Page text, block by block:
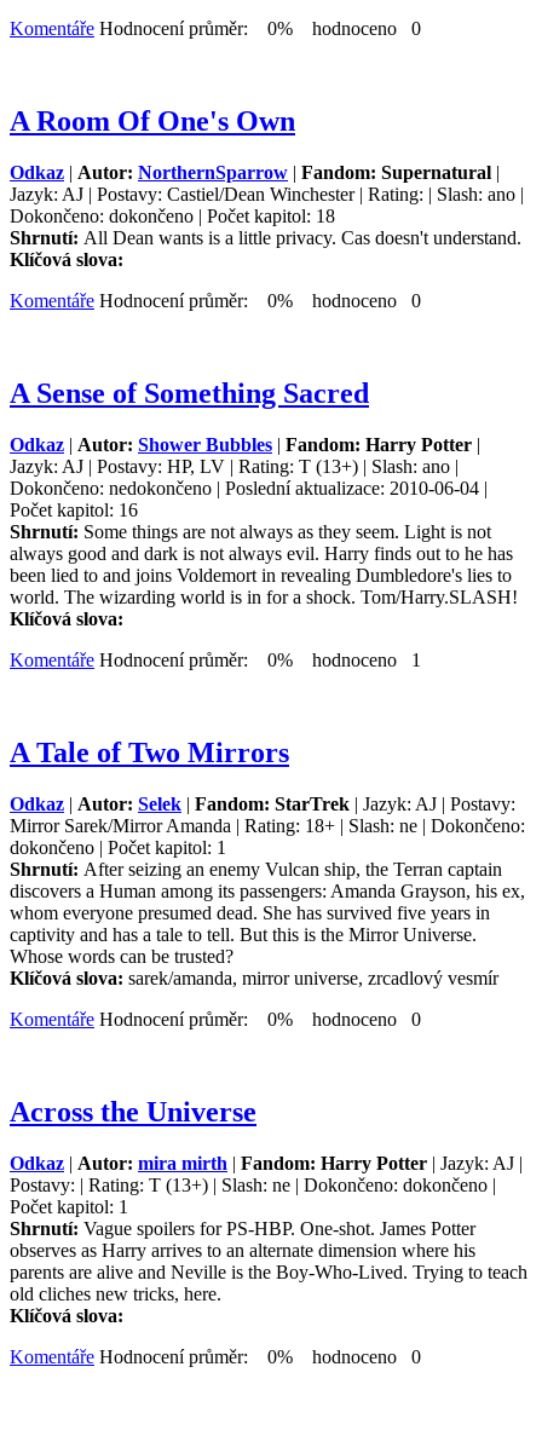
Komentáře Hodnocení průměr: 0% hodnoceno 0
A Room Of One's Own
Odkaz | Autor: NorthernSparrow | Fandom: Supernatural |
Jazyk: AJ | Postavy: Castiel/Dean Winchester | Rating: | Slash: ano |
Dokončeno: dokončeno | Počet kapitol: 18
Shrnutí: All Dean wants is a little privacy. Cas doesn't understand.
Klíčová slova:
Komentáře Hodnocení průměr: 0% hodnoceno 0
A Sense of Something Sacred
Odkaz | Autor: Shower Bubbles | Fandom: Harry Potter |
Jazyk: AJ | Postavy: HP, LV | Rating: T (13+) | Slash: ano |
Dokončeno: nedokončeno | Poslední aktualizace: 2010-06-04 |
Počet kapitol: 16
Shrnutí: Some things are not always as they seem. Light is not
always good and dark is not always evil. Harry finds out to he has
been lied to and joins Voldemort in revealing Dumbledore's lies to
world. The wizarding world is in for a shock. Tom/Harry.SLASH!
Klíčová slova:
Komentáře Hodnocení průměr: 0% hodnoceno 1
A Tale of Two Mirrors
Odkaz | Autor: Selek | Fandom: StarTrek | Jazyk: AJ | Postavy:
Mirror Sarek/Mirror Amanda | Rating: 18+ | Slash: ne | Dokončeno:
dokončeno | Počet kapitol: 1
Shrnutí: After seizing an enemy Vulcan ship, the Terran captain
discovers a Human among its passengers: Amanda Grayson, his ex,
whom everyone presumed dead. She has survived five years in
captivity and has a tale to tell. But this is the Mirror Universe.
Whose words can be trusted?
Klíčová slova: sarek/amanda, mirror universe, zrcadlový vesmír
Komentáře Hodnocení průměr: 0% hodnoceno 0
Across the Universe
Odkaz | Autor: mira mirth | Fandom: Harry Potter | Jazyk: AJ |
Postavy: | Rating: T (13+) | Slash: ne | Dokončeno: dokončeno |
Počet kapitol: 1
Shrnutí: Vague spoilers for PS-HBP. One-shot. James Potter
observes as Harry arrives to an alternate dimension where his
parents are alive and Neville is the Boy-Who-Lived. Trying to teach
old cliches new tricks, here.
Klíčová slova:
Komentáře Hodnocení průměr: 0% hodnoceno 0